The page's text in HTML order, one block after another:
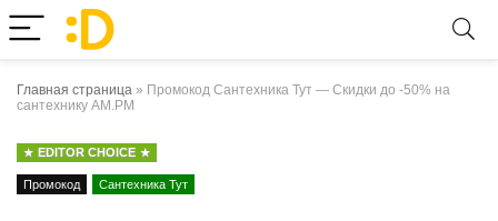
Главная страница » Промокод Сантехника Тут — Скидки до -50% на
сантехнику AM.PM
EDITOR CHOICE
Промокод Сантехника Тут